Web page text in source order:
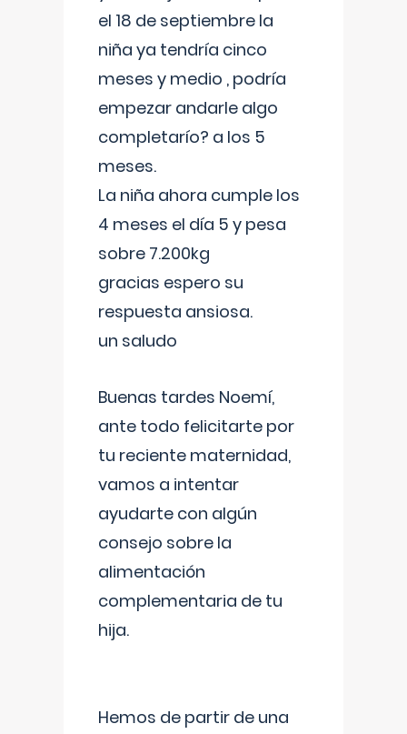
el 18 de septiembre la
niña ya tendría cinco
meses y medio , podría
empezar andarle algo
completarío? a los 5
meses.
La niña ahora cumple los
4 meses el día 5 y pesa
sobre 7.200kg
gracias espero su
respuesta ansiosa.
un saludo
Buenas tardes Noemí,
ante todo felicitarte por
tu reciente maternidad,
vamos a intentar
ayudarte con algún
consejo sobre la
alimentación
complementaria de tu
hija.
Hemos de partir de una